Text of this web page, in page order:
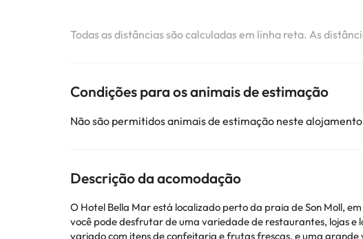
Todas as distâncias são calculadas em linha reta. As
Condições para os animais de estimação
Não são permitidos animais de estimação neste
Descrição da acomodação
O Hotel Bella Mar está localizado perto da praia de Son Moll,
você pode desfrutar de uma variedade de restaurantes, lojas
variado com itens de confeitaria e frutas frescas. e uma